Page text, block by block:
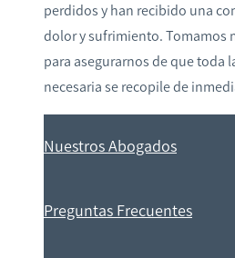
perdidos y han recibido una
dolor y sufrimiento. Tomamos
para asegurarnos de que toda
necesaria se recopile de
Nuestros Abogados
Preguntas Frecuentes